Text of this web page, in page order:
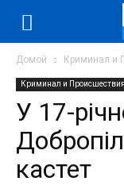
Домой Криминал и
Криминал и Происшествия
У 17-
кастет